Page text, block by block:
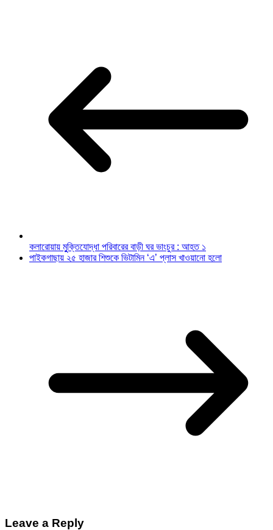
কলারোয়ায় মুুক্তিযোদ্ধা পরিবারের বাড়ী ঘর ভাংচুর : আহত ১
পাইকগাছায় ২৫ হাজার শিশুকে ভিটামিন ‘এ’ প্লাস খাওয়ানো হলো
Leave a Reply